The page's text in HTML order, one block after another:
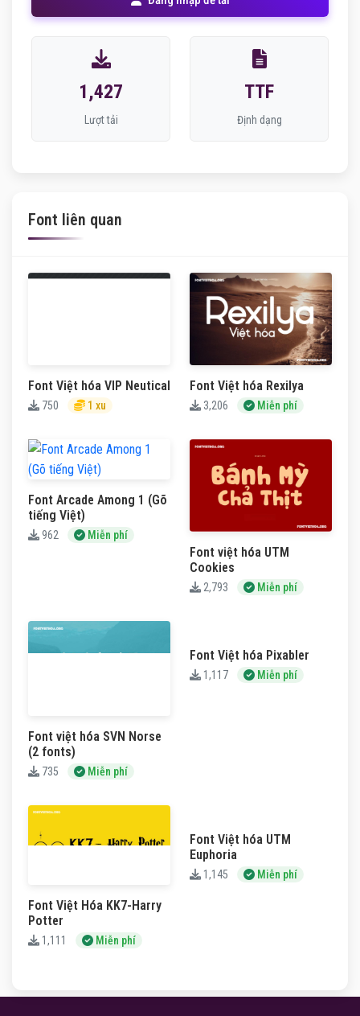
1,427
Lượt tải
TTF
Định dạng
Font liên quan
Font Việt hóa VIP Neutical
750 1 xu
Font Việt hóa Rexilya
3,206 Miễn phí
Font Arcade Among 1 (Gõ
tiếng Việt)
962 Miễn phí
Font việt hóa UTM
Cookies
2,793 Miễn phí
Font việt hóa SVN Norse
(2 fonts)
735 Miễn phí
Font Việt hóa Pixabler
1,117 Miễn phí
Font Việt Hóa KK7-Harry
Potter
1,111 Miễn phí
Font Việt hóa UTM
Euphoria
1,145 Miễn phí